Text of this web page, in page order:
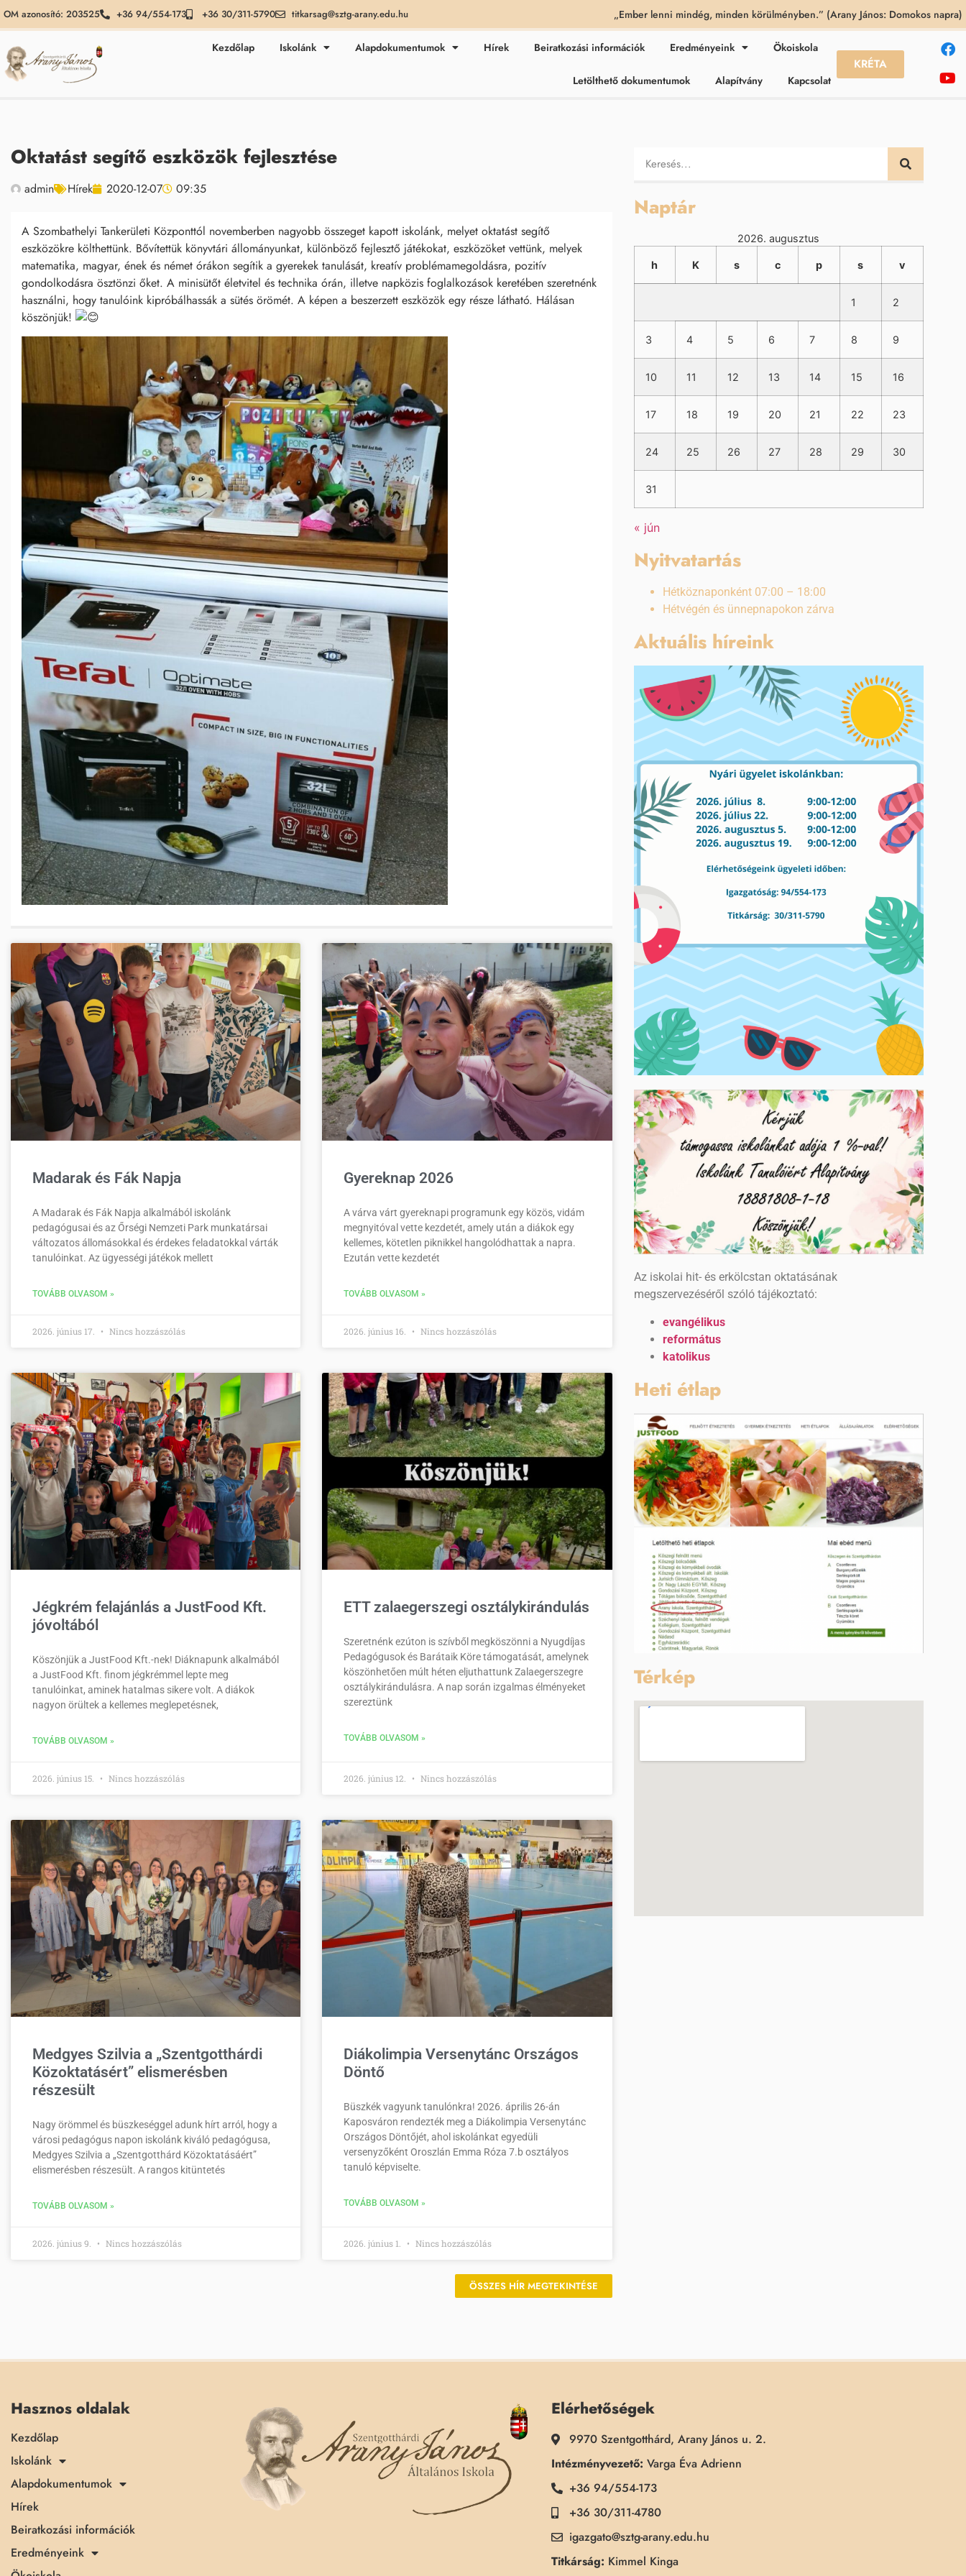
OM azonosító: 203525 +36 94/554-173 +36 30/311-5790 titkarsag@sztg-arany.edu.hu „Ember lenni mindég, minden körülményben.” (Arany János: Domokos napra)
Kezdőlap Iskolánk Alapdokumentumok Hírek Beiratkozási információk Eredményeink Ökoiskola
Letölthető dokumentumok Alapítvány Kapcsolat
KRÉTA
Oktatást segítő eszközök fejlesztése
admin Hírek 2020-12-07 09:35
A Szombathelyi Tankerületi Központtól novemberben nagyobb összeget kapott iskolánk, melyet oktatást segítő
eszközökre költhettünk. Bővítettük könyvtári állományunkat, különböző fejlesztő játékokat, eszközöket vettünk, melyek
matematika, magyar, ének és német órákon segítik a gyerekek tanulását, kreatív problémamegoldásra, pozitív
gondolkodásra ösztönzi őket. A minisütőt életvitel és technika órán, illetve napközis foglalkozások keretében szeretnénk
használni, hogy tanulóink kipróbálhassák a sütés örömét. A képen a beszerzett eszközök egy része látható. Hálásan
köszönjük!
Madarak és Fák Napja
A Madarak és Fák Napja alkalmából iskolánk
pedagógusai és az Őrségi Nemzeti Park munkatársai
változatos állomásokkal és érdekes feladatokkal várták
tanulóinkat. Az ügyességi játékok mellett
TOVÁBB OLVASOM »
2026. június 17. Nincs hozzászólás
Gyereknap 2026
A várva várt gyereknapi programunk egy közös, vidám
megnyitóval vette kezdetét, amely után a diákok egy
kellemes, kötetlen piknikkel hangolódhattak a napra.
Ezután vette kezdetét
TOVÁBB OLVASOM »
2026. június 16. Nincs hozzászólás
Jégkrém felajánlás a JustFood Kft.
jóvoltából
Köszönjük a JustFood Kft.-nek! Diáknapunk alkalmából
a JustFood Kft. finom jégkrémmel lepte meg
tanulóinkat, aminek hatalmas sikere volt. A diákok
nagyon örültek a kellemes meglepetésnek,
TOVÁBB OLVASOM »
2026. június 15. Nincs hozzászólás
ETT zalaegerszegi osztálykirándulás
Szeretnénk ezúton is szívből megköszönni a Nyugdíjas
Pedagógusok és Barátaik Köre támogatását, amelynek
köszönhetően múlt héten eljuthattunk Zalaegerszegre
osztálykirándulásra. A nap során izgalmas élményeket
szereztünk
TOVÁBB OLVASOM »
2026. június 12. Nincs hozzászólás
Medgyes Szilvia a „Szentgotthárdi
Közoktatásért” elismerésben
részesült
Nagy örömmel és büszkeséggel adunk hírt arról, hogy a
városi pedagógus napon iskolánk kiváló pedagógusa,
Medgyes Szilvia a „Szentgotthárd Közoktatásáért”
elismerésben részesült. A rangos kitüntetés
TOVÁBB OLVASOM »
2026. június 9. Nincs hozzászólás
Diákolimpia Versenytánc Országos
Döntő
Büszkék vagyunk tanulónkra! 2026. április 26-án
Kaposváron rendezték meg a Diákolimpia Versenytánc
Országos Döntőjét, ahol iskolánkat egyedüli
versenyzőként Oroszlán Emma Róza 7.b osztályos
tanuló képviselte.
TOVÁBB OLVASOM »
2026. június 1. Nincs hozzászólás
ÖSSZES HÍR MEGTEKINTÉSE
Naptár
2026. augusztus
h K s c p s v
1 2
3 4 5 6 7 8 9
10 11 12 13 14 15 16
17 18 19 20 21 22 23
24 25 26 27 28 29 30
31
« jún
Nyitvatartás
Hétköznaponként 07:00 – 18:00
Hétvégén és ünnepnapokon zárva
Aktuális híreink
Az iskolai hit- és erkölcstan oktatásának
megszervezéséről szóló tájékoztató:
evangélikus
református
katolikus
Heti étlap
Térkép
Hasznos oldalak
Kezdőlap
Iskolánk
Alapdokumentumok
Hírek
Beiratkozási információk
Eredményeink
Elérhetőségek
9970 Szentgotthárd, Arany János u. 2.
Intézményvezető: Varga Éva Adrienn
+36 94/554-173
+36 30/311-4780
igazgato@sztg-arany.edu.hu
Titkárság: Kimmel Kinga